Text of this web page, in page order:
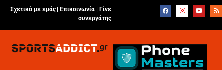
Σχετικά με εμάς | Επικοινωνία
Γίνε
συνεργάτης